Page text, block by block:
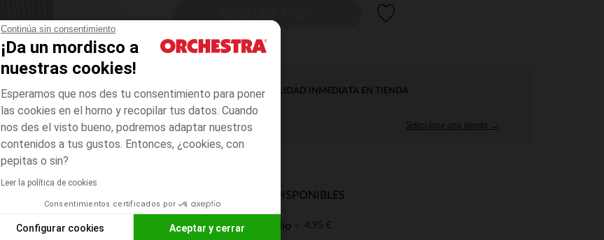
Continúa sin consentimiento
¡Da un mordisco a
nuestras cookies!
Esperamos que nos des tu consentimiento para poner
las cookies en el horno y recopilar tus datos. Cuando
nos des el visto bueno, podremos adaptar nuestros
contenidos a tus gustos. Entonces, ¿cookies, con
pepitas o sin?
Leer la política de cookies
Consentimientos certificados por
Configurar cookies Aceptar y cerrar
DISPONIBILIDAD INMEDIATA EN TIENDA
Seleccione una tienda →
MODOS DE ENVÍO DISPONIBLES
Entrega a domicilio 4,95 €